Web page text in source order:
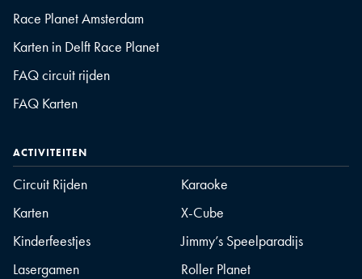
Race Planet Amsterdam
Karten in Delft Race Planet
FAQ circuit rijden
FAQ Karten
ACTIVITEITEN
Circuit Rijden
Karaoke
Karten
X-Cube
Kinderfeestjes
Jimmy’s Speelparadijs
Lasergamen
Roller Planet